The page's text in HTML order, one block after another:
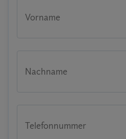
Vorname
Nachname
Telefonnummer